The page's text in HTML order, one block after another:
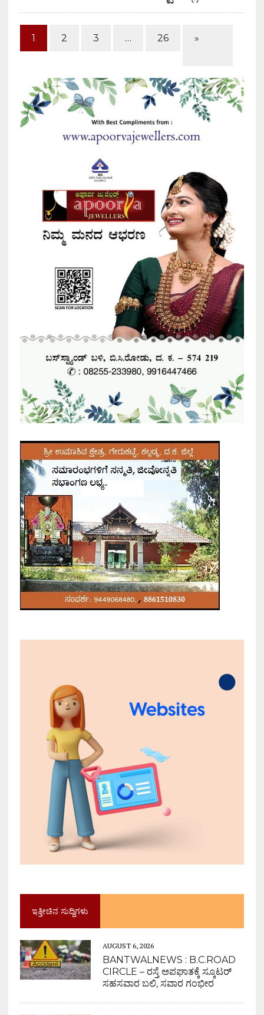
1 2 3 … 26 »
ಇತ್ತೀಚಿನ ಸುದ್ದಿಗಳು
AUGUST 6, 2026
BANTWALNEWS : B.C.ROAD
CIRCLE – ರಸ್ತೆ ಅಪಘಾತಕ್ಕೆ ಸ್ಕೂಟರ್
ಸಹಸವಾರ ಬಲಿ, ಸವಾರ ಗಂಭೀರ